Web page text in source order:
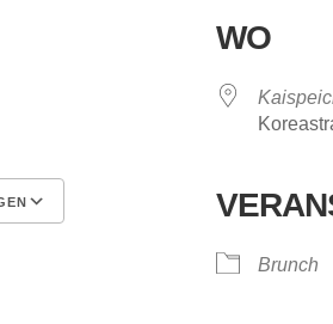
Google Kalender
WO
Brunch